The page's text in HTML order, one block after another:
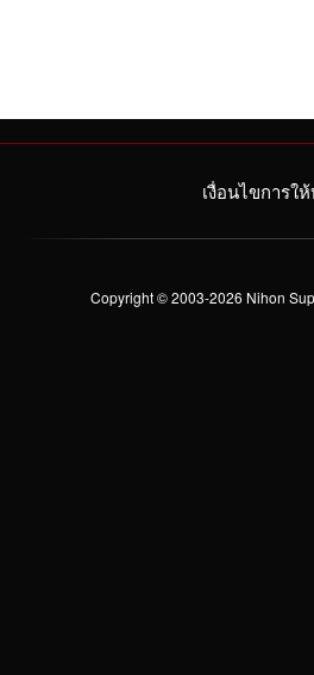
เงื่อนไขการใ
Copyright © 2003-2026 Nihon